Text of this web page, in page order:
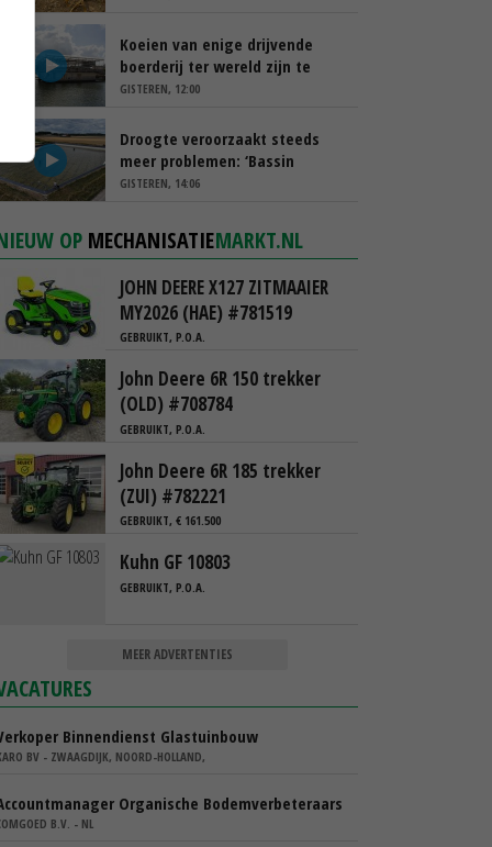
Koeien van enige drijvende
boerderij ter wereld zijn te
koop
GISTEREN, 12:00
Droogte veroorzaakt steeds
meer problemen: ‘Bassin
afgelopen week al leeg’
GISTEREN, 14:06
OP MECHANISATIEMARKT.NL
JOHN DEERE X127 ZITMAAIER
MY2026 (HAE) #781519
GEBRUIKT, P.O.A.
John Deere 6R 150 trekker
(OLD) #708784
GEBRUIKT, P.O.A.
John Deere 6R 185 trekker
(ZUI) #782221
GEBRUIKT, € 161.500
Kuhn GF 10803
GEBRUIKT, P.O.A.
MEER ADVERTENTIES
Binnendienst Glastuinbouw
BV - ZWAAGDIJK, NOORD-HOLLAND,
Organische Bodemverbeteraars
B.V. - NL